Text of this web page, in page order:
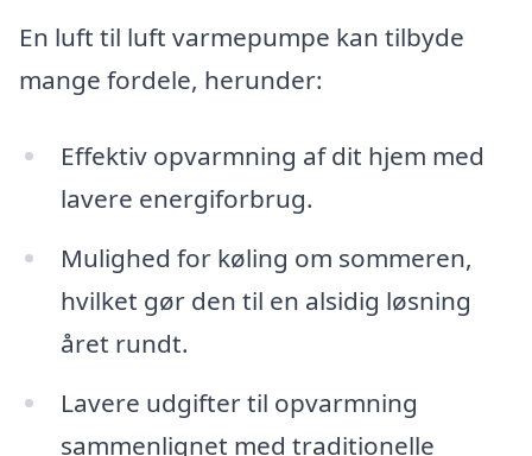
En luft til luft varmepumpe kan tilbyde
mange fordele, herunder:
Effektiv opvarmning af dit hjem med
lavere energiforbrug.
Mulighed for køling om sommeren,
hvilket gør den til en alsidig løsning
året rundt.
Lavere udgifter til opvarmning
sammenlignet med traditionelle